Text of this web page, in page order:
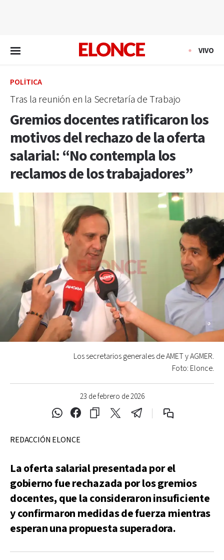
VIVO
POLÍTICA
Tras la reunión en la Secretaría de Trabajo
Gremios docentes ratificaron los
motivos del rechazo de la oferta
salarial: “No contempla los
reclamos de los trabajadores”
23 de febrero de 2026
Los secretarios generales de AMET y AGMER.
Foto: Elonce.
REDACCIÓN ELONCE
La oferta salarial presentada por el
gobierno fue rechazada por los gremios
docentes, que la consideraron insuficiente
y confirmaron medidas de fuerza mientras
esperan una propuesta superadora.